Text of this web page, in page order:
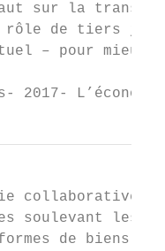
sur la
de tiers
– pour
2017-
collaborative
soulevant les
de biens et